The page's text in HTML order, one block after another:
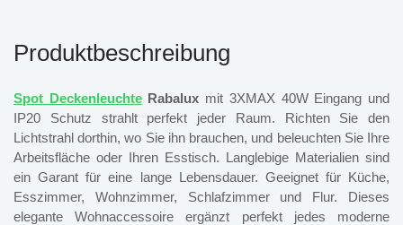
Produktbeschreibung
Spot DeckenleuchteRabalux mit 3XMAX 40W Eingang und
IP20 Schutz strahlt perfekt jeder Raum. Richten Sie den
Lichtstrahl dorthin, wo Sie ihn brauchen, und beleuchten Sie Ihre
Arbeitsfläche oder Ihren Esstisch. Langlebige Materialien sind
ein Garant für eine lange Lebensdauer. Geeignet für Küche,
Esszimmer, Wohnzimmer, Schlafzimmer und Flur. Dieses
elegante Wohnaccessoire ergänzt perfekt jedes moderne